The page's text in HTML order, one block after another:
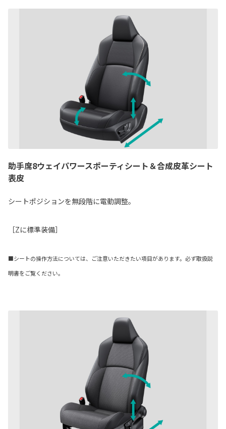
助手席8ウェイパワースポーティシート＆合成皮革シート
表皮
シートポジションを無段階に電動調整。
［Zに標準装備］
■シートの操作方法については、ご注意いただきたい項目があります。必ず取扱説
明書をご覧ください。